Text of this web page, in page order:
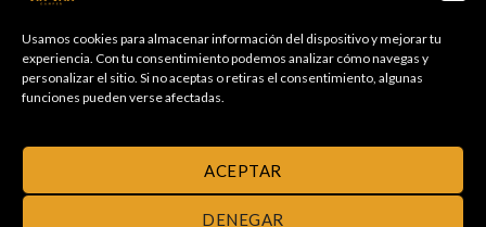
Usamos cookies para almacenar información del dispositivo y mejorar tu
experiencia. Con tu consentimiento podemos analizar cómo navegas y
personalizar el sitio. Si no aceptas o retiras el consentimiento, algunas
funciones pueden verse afectadas.
ACEPTAR
DENEGAR